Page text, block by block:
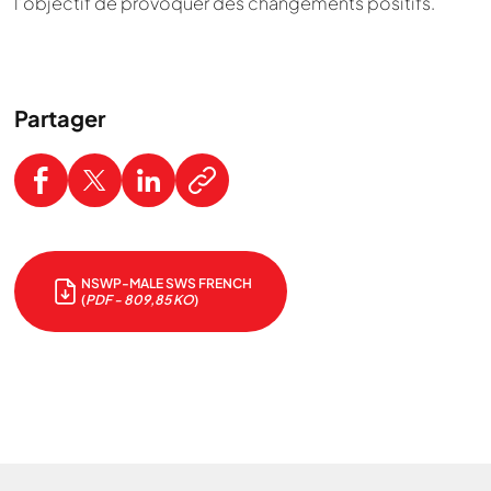
Partager
NSWP-MALE SWS FRENCH
(PDF - 809,85 KO)